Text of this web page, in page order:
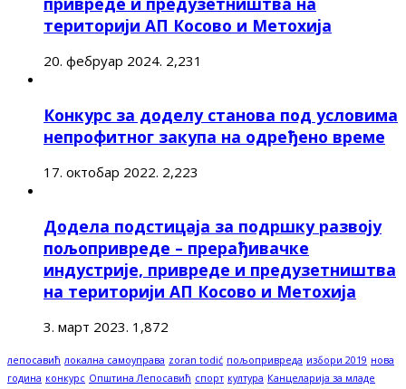
територији АП Косово и Метохија
20. фебруар 2024. 2,231
Конкурс за доделу станова под условима
непрофитног закупа на одређено време
17. октобар 2022. 2,223
Додела подстицаја за подршку развоју
пољопривреде – прерађивачке
индустрије, привреде и предузетништва
на територији АП Косово и Метохија
3. март 2023. 1,872
лепосавић локална самоуправа zoran todić пољопривреда избори 2019 нова
година конкурс Општина Лепосавић спорт култура Канцеларија за младе